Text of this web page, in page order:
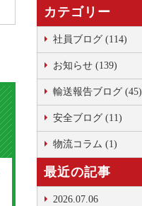
カテゴリー
社員ブログ (114)
お知らせ (139)
輸送報告ブログ (45)
安全ブログ (11)
物流コラム (1)
最近の記事
2026.07.06